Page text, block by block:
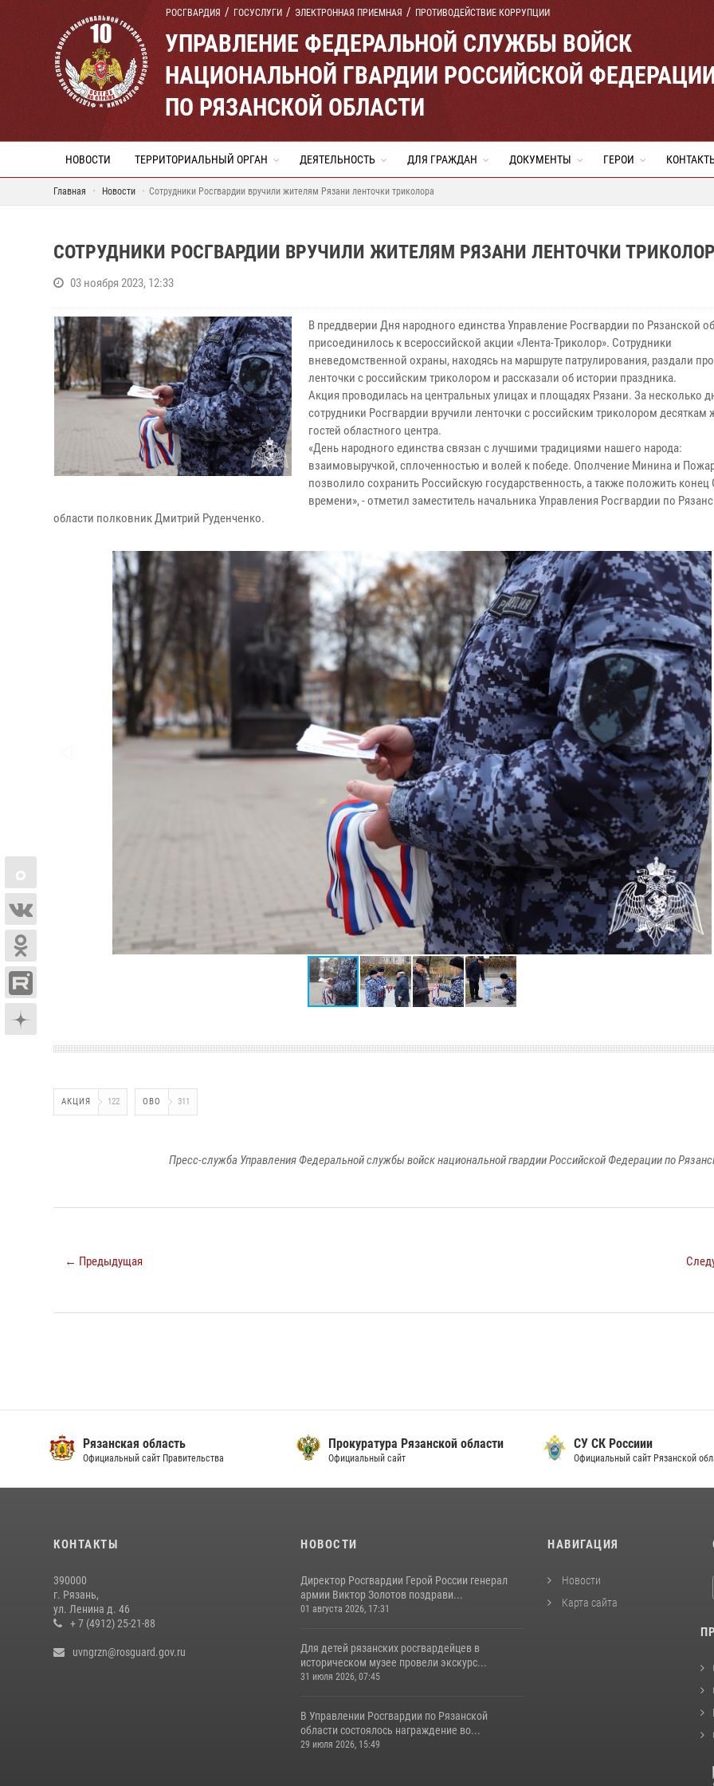
РОСГВАРДИЯ ГОСУСЛУГИ ЭЛЕКТРОННАЯ ПРИЕМНАЯ ПРОТИВОДЕЙСТВИЕ КОРРУПЦИИ
УПРАВЛЕНИЕ ФЕДЕРАЛЬНОЙ СЛУЖБЫ ВОЙСК
НАЦИОНАЛЬНОЙ ГВАРДИИ РОССИЙСКОЙ
ПО РЯЗАНСКОЙ ОБЛАСТИ
НОВОСТИ ТЕРРИТОРИАЛЬНЫЙ ОРГАН ДЕЯТЕЛЬНОСТЬ ДЛЯ ГРАЖДАН ДОКУМЕНТЫ ГЕРОИ
Главная Новости Сотрудники Росгвардии вручили жителям Рязани ленточки триколора
СОТРУДНИКИ РОСГВАРДИИ ВРУЧИЛИ ЖИТЕЛЯМ РЯЗАНИ ЛЕНТОЧКИ
03 ноября 2023, 12:33
В преддверии Дня народного единства Управление Росгвардии по Рязанской
присоединилось к всероссийской акции «Лента-Триколор». Сотрудники
вневедомственной охраны, находясь на маршруте патрулирования, раздали
ленточки с российским триколором и рассказали об истории праздника.
Акция проводилась на центральных улицах и площадях Рязани. За несколько
сотрудники Росгвардии вручили ленточки с российским триколором десяткам
гостей областного центра.
«День народного единства связан с лучшими традициями нашего народа:
взаимовыручкой, сплоченностью и волей к победе. Ополчение Минина и
позволило сохранить Российскую государственность, а также положить
времени», - отметил заместитель начальника Управления Росгвардии по
области полковник Дмитрий Руденченко.
АКЦИЯ 122 ОВО 311
Пресс-служба Управления Федеральной службы войск национальной гвардии Российской Федерации по
← Предыдущая
Рязанская область
Официальный сайт Правительства
Прокуратура Рязанской области
Официальный сайт
СУ СК Россиии
Официальный сайт Рязанской
КОНТАКТЫ
390000
г. Рязань,
ул. Ленина д. 46
+ 7 (4912) 25-21-88
uvngrzn@rosguard.gov.ru
НОВОСТИ
Директор Росгвардии Герой России генерал
армии Виктор Золотов поздрави...
01 августа 2026, 17:31
Для детей рязанских росгвардейцев в
историческом музее провели экскурс...
31 июля 2026, 07:45
В Управлении Росгвардии по Рязанской
области состоялось награждение во...
29 июля 2026, 15:49
НАВИГАЦИЯ
Новости
Карта сайта